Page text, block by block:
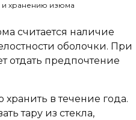
хранению изюма
считается наличие
оболочки. При
отдать предпочтение
в течение года.
тару из стекла,